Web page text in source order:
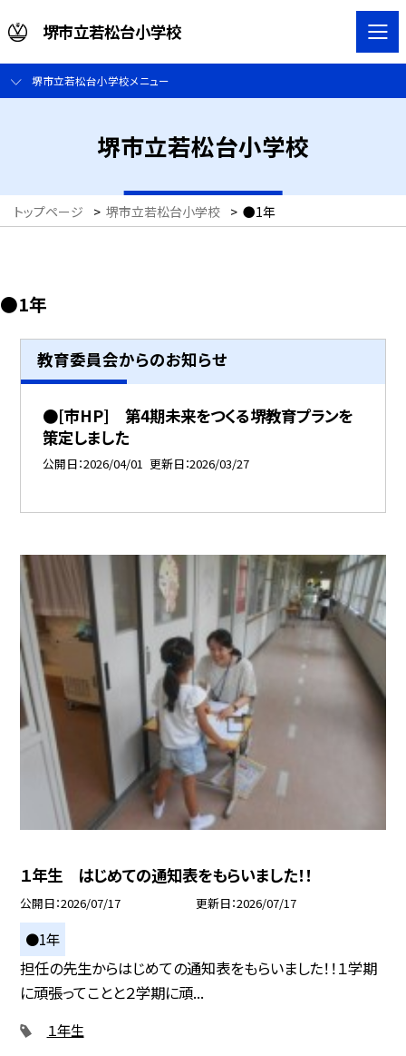
堺市立若松台小学校
堺市立若松台小学校メニュー
堺市立若松台小学校
トップページ > 堺市立若松台小学校 > ●1年
●1年
教育委員会からのお知らせ
●[市HP] 第4期未来をつくる堺教育プランを
策定しました
公開日 2026/04/01 更新日 2026/03/27
１年生 はじめての通知表をもらいました！！
公開日 2026/07/17 更新日 2026/07/17
●1年
担任の先生からはじめての通知表をもらいました！！１学期
に頑張ってことと２学期に頑...
１年生